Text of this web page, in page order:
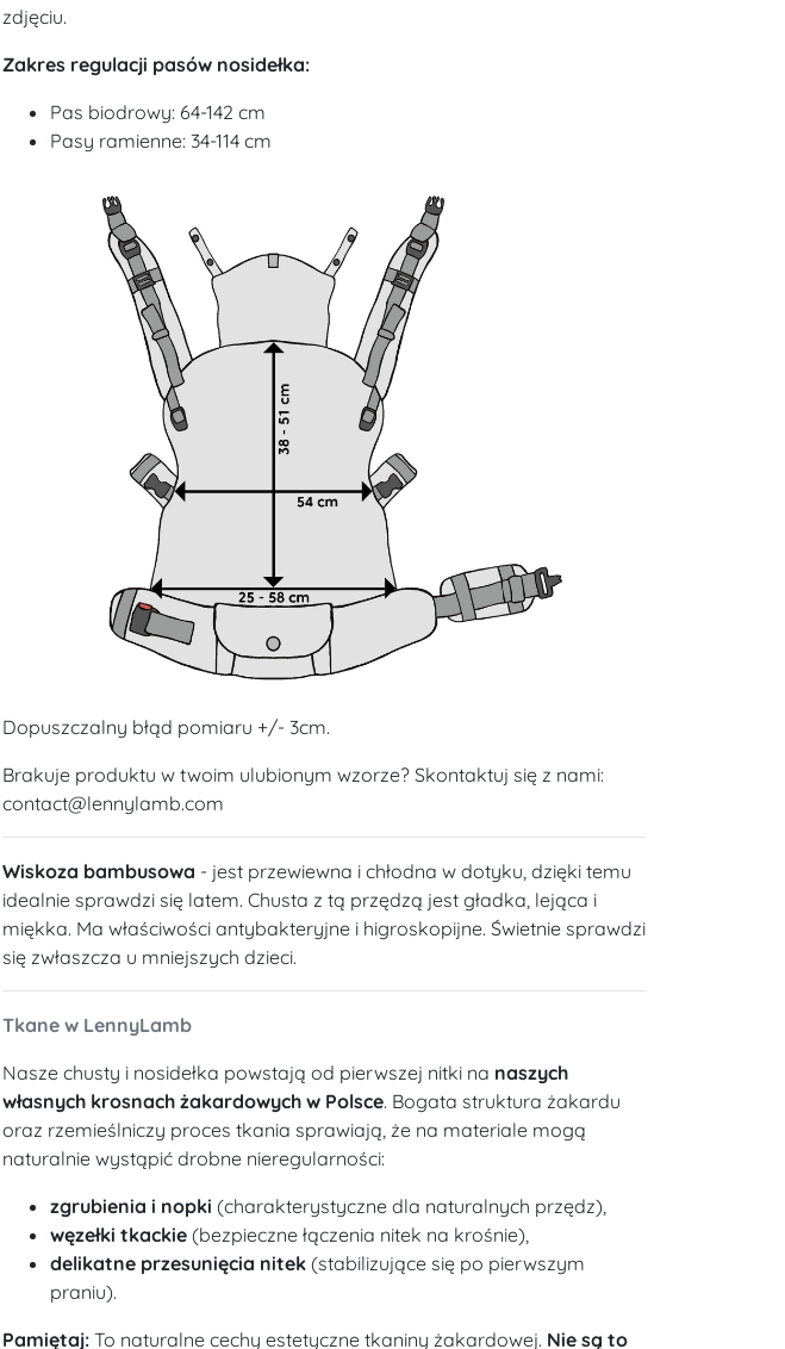
zdjęciu.
Zakres regulacji pasów nosidełka:
Pas biodrowy: 64-142 cm
Pasy ramienne: 34-114 cm
Dopuszczalny błąd pomiaru +/- 3cm.
Brakuje produktu w twoim ulubionym wzorze? Skontaktuj się z nami:
contact@lennylamb.com
Wiskoza bambusowa - jest przewiewna i chłodna w dotyku, dzięki temu
idealnie sprawdzi się latem. Chusta z tą przędzą jest gładka, lejąca i
miękka. Ma właściwości antybakteryjne i higroskopijne. Świetnie sprawdzi
się zwłaszcza u mniejszych dzieci.
Tkane w LennyLamb
Nasze chusty i nosidełka powstają od pierwszej nitki na naszych
własnych krosnach żakardowych w Polsce. Bogata struktura żakardu
oraz rzemieślniczy proces tkania sprawiają, że na materiale mogą
naturalnie wystąpić drobne nieregularności:
zgrubienia i nopki (charakterystyczne dla naturalnych przędz),
węzełki tkackie (bezpieczne łączenia nitek na krośnie),
delikatne przesunięcia nitek (stabilizujące się po pierwszym
praniu).
Pamiętaj: To naturalne cechy estetyczne tkaniny żakardowej. Nie są to